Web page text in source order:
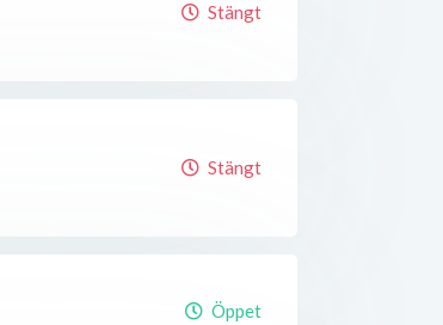
Stängt
Stängt
Öppet